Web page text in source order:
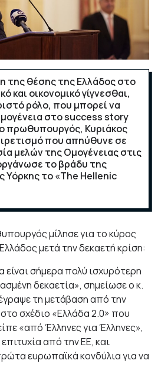
της θέσης της Ελλάδος στο
και οικονομικό γίγνεσθαι,
ρόλο, που μπορεί να
στο success story
πρωθυπουργός, Κυριάκος
που απηύθυνε σε
μελών της Ομογένειας στις
το βράδυ της
Υόρκης το «The Hellenic
μίλησε για το κύρος
μετά την δεκαετή κρίση:
είναι σήμερα πολύ ισχυρότερη
δεκαετία», σημείωσε ο κ.
τη μετάβαση από την
σχέδιο «Ελλάδα 2.0» που
«από Έλληνες για Έλληνες»,
από την ΕΕ, και
ευρωπαϊκά κονδύλια για να